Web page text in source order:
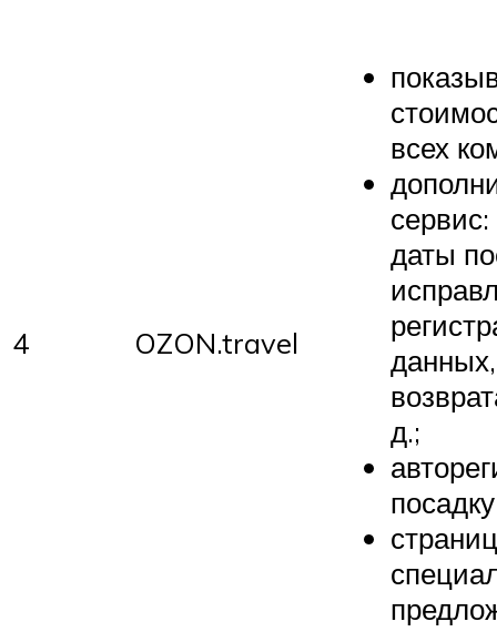
4 OZON.travel
всех
даты
д.;